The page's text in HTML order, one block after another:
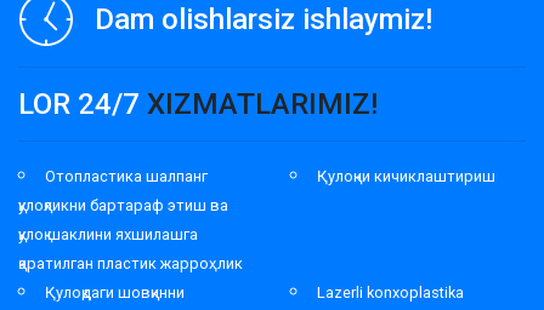
Dam olishlarsiz ishlaymiz!
LOR 24/7 XIZMATLARIMIZ!
Отопластика шалпанг
қулоқликни бартараф этиш ва
қулоқ шаклини яхшилашга
қаратилган пластик жарроҳлик
Қулоқни кичиклаштириш
Қулоқдаги шовқинни
Lazerli konxoplastika